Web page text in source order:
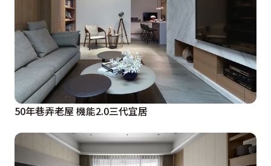
50年巷弄老屋 機能2.0三代宜居